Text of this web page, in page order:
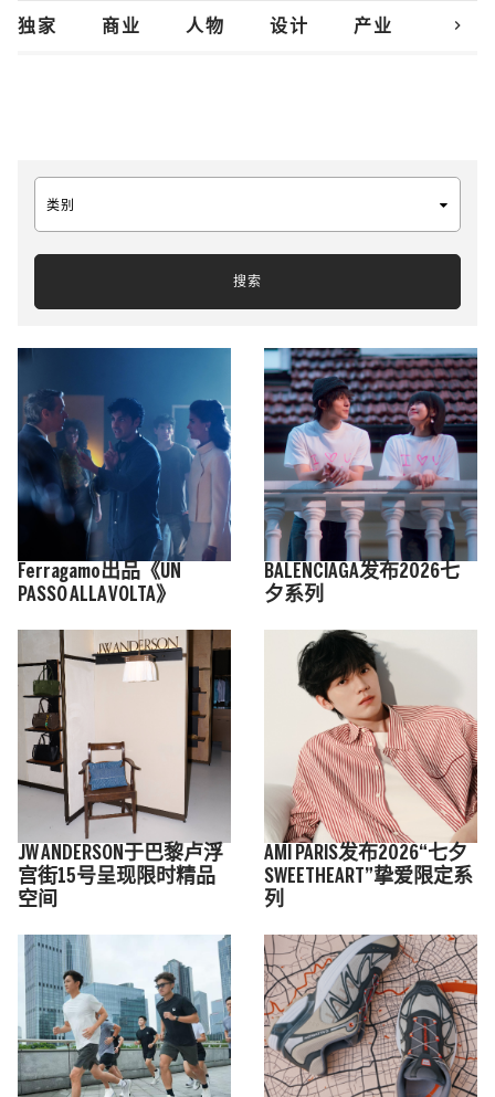
独家 商业 人物 设计 产业 创新
chevron_right
类别
搜索
Ferragamo出品《UN
PASSO ALLA VOLTA》
BALENCIAGA发布2026七
夕系列
JW ANDERSON于巴黎卢浮
宫街15号呈现限时精品
空间
AMI PARIS发布2026“七夕
SWEETHEART”挚爱限定系
列